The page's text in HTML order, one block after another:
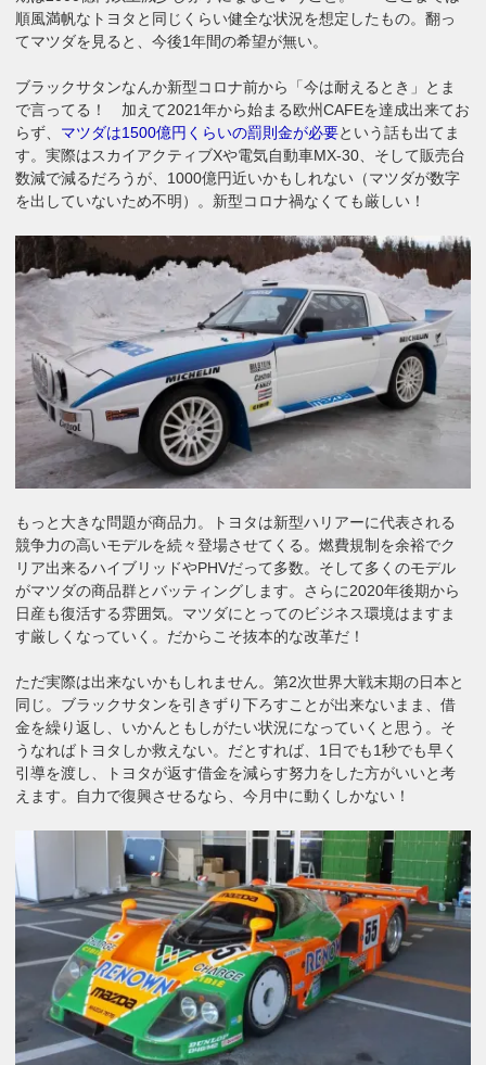
順風満帆なトヨタと同じくらい健全な状況を想定したもの。翻っ
てマツダを見ると、今後1年間の希望が無い。
ブラックサタンなんか新型コロナ前から「今は耐えるとき」とま
で言ってる！ 加えて2021年から始まる欧州CAFEを達成出来てお
らず、 マツダは1500億円くらいの罰則金が必要という話も出てま
す。実際はスカイアクティブXや電気自動車MX-30、そして販売台
数減で減るだろうが、1000億円近いかもしれない（マツダが数字
を出していないため不明）。新型コロナ禍なくても厳しい！
もっと大きな問題が商品力。トヨタは新型ハリアーに代表される
競争力の高いモデルを続々登場させてくる。燃費規制を余裕でク
リア出来るハイブリッドやPHVだって多数。そして多くのモデル
がマツダの商品群とバッティングします。さらに2020年後期から
日産も復活する雰囲気。マツダにとってのビジネス環境はますま
す厳しくなっていく。だからこそ抜本的な改革だ！
ただ実際は出来ないかもしれません。第2次世界大戦末期の日本と
同じ。ブラックサタンを引きずり下ろすことが出来ないまま、借
金を繰り返し、いかんともしがたい状況になっていくと思う。そ
うなればトヨタしか救えない。だとすれば、1日でも1秒でも早く
引導を渡し、トヨタが返す借金を減らす努力をした方がいいと考
えます。自力で復興させるなら、今月中に動くしかない！